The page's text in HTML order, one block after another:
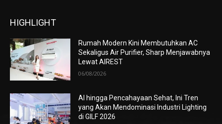
HIGHLIGHT
Rumah Modern Kini Membutuhkan AC
Sekaligus Air Purifier, Sharp Menjawabnya
Lewat AIREST
06/08/2026
AI hingga Pencahayaan Sehat, Ini Tren
yang Akan Mendominasi Industri Lighting
di GILF 2026